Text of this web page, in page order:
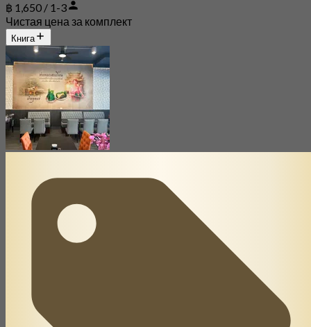
฿ 1,650 / 1-3
Чистая цена за комплект
Книга